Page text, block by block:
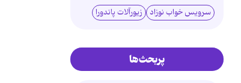
سرویس خواب نوزاد زیورآلات پاندورا
پربحث‌ها